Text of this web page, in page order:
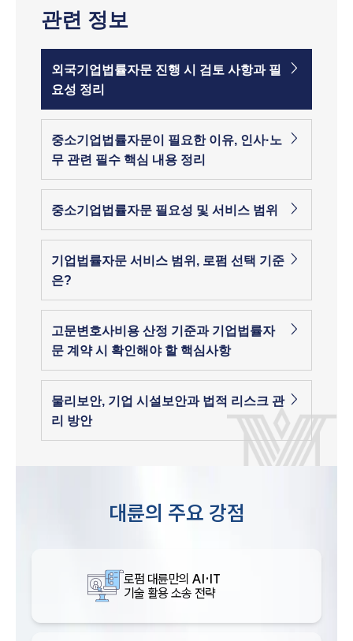
관련 정보
외국기업법률자문 진행 시 검토 사항과 필
요성 정리
중소기업법률자문이 필요한 이유, 인사·노
무 관련 필수 핵심 내용 정리
중소기업법률자문 필요성 및 서비스 범위
기업법률자문 서비스 범위, 로펌 선택 기준
은?
고문변호사비용 산정 기준과 기업법률자
문 계약 시 확인해야 할 핵심사항
물리보안, 기업 시설보안과 법적 리스크 관
리 방안
대륜의 주요 강점
로펌 대륜만의 AI·IT
기술 활용 소송 전략